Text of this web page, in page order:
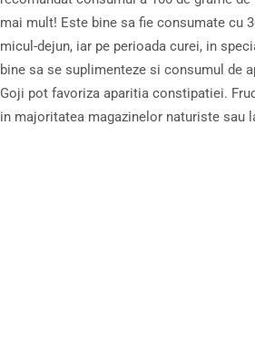
mai mult! Este bine sa fie consumate cu
micul-dejun, iar pe perioada curei, in
bine sa se suplimenteze si consumul de
Goji pot favoriza aparitia constipatiei.
in majoritatea magazinelor naturiste sau